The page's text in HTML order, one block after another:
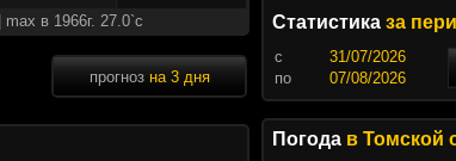
в 1966г. 27.0`c
прогноз на 3 дня
Статистика за
c
по
Погода в Томской